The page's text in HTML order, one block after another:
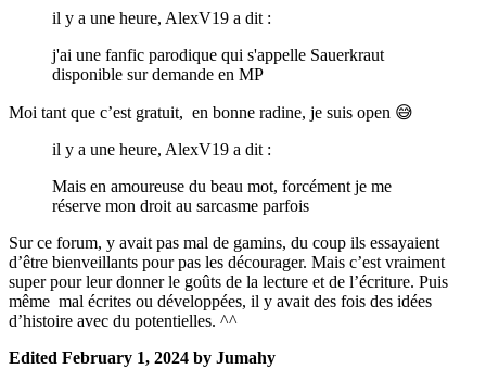
il y a une heure, AlexV19 a dit :
j'ai une fanfic parodique qui s'appelle Sauerkraut
disponible sur demande en MP
Moi tant que c’est gratuit, en bonne radine, je suis open 😅
il y a une heure, AlexV19 a dit :
Mais en amoureuse du beau mot, forcément je me
réserve mon droit au sarcasme parfois
Sur ce forum, y avait pas mal de gamins, du coup ils essayaient
d’être bienveillants pour pas les décourager. Mais c’est vraiment
super pour leur donner le goûts de la lecture et de l’écriture. Puis
même mal écrites ou développées, il y avait des fois des idées
d’histoire avec du potentielles. ^^
Edited February 1, 2024 by Jumahy